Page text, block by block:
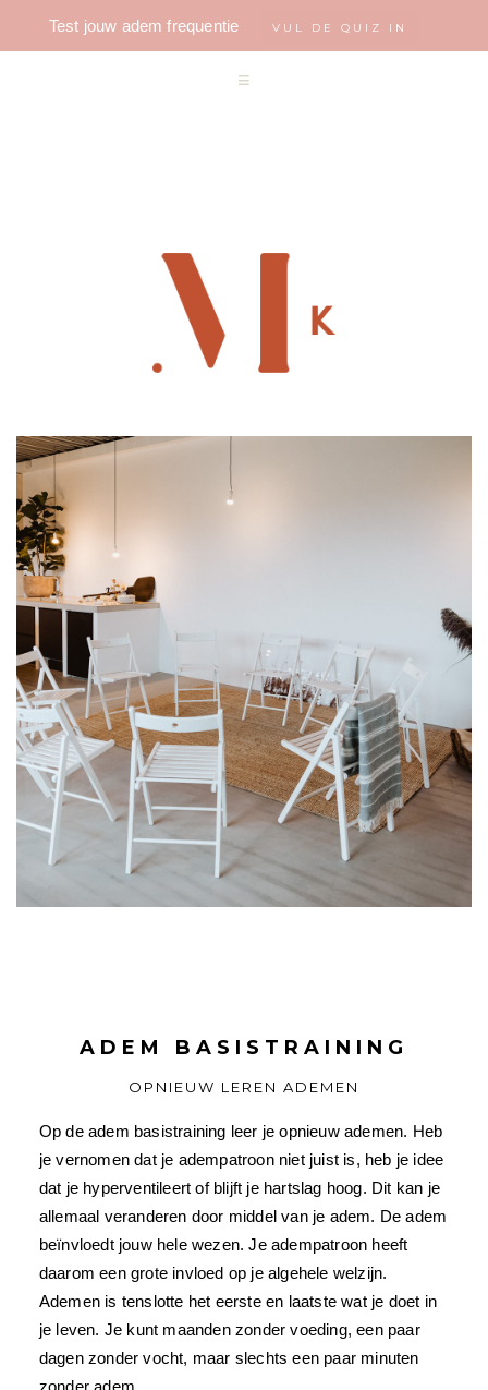
Test jouw adem frequentie VUL DE QUIZ IN
ADEM BASISTRAINING
OPNIEUW LEREN ADEMEN
Op de adem basistraining leer je opnieuw ademen. Heb
je vernomen dat je adempatroon niet juist is, heb je idee
dat je hyperventileert of blijft je hartslag hoog. Dit kan je
allemaal veranderen door middel van je adem. De adem
beïnvloedt jouw hele wezen. Je adempatroon heeft
daarom een grote invloed op je algehele welzijn.
Ademen is tenslotte het eerste en laatste wat je doet in
je leven. Je kunt maanden zonder voeding, een paar
dagen zonder vocht, maar slechts een paar minuten